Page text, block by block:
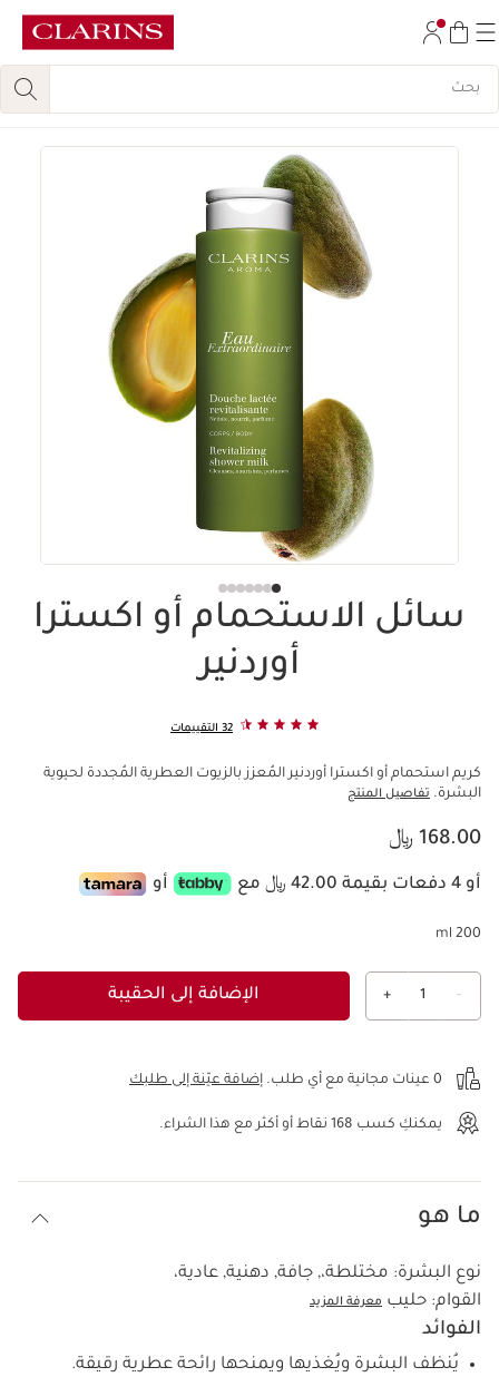
تخط إلى المحتوى
سائل الاستحمام أو اكسترا
أوردنير
32 التقييمات
كريم استحمام أو اكسترا أوردنير المُعزز بالزيوت العطرية المُجددة لحيوية
البشرة. تفاصيل المنتج
السعر الحالي هو 168.00 ﷼
168.00 ﷼
أو 4 دفعات بقيمة 42.00 ﷼ مع أو
200 ml
-
1
+ الإضافة إلى الحقيبة
0 عينات مجانية مع أي طلب. إضافة عيّنة إلى طلبك
يمكنكِ كسب 168 نقاط أو أكثر مع هذا الشراء.
ما هو
نوع البشرة: مختلطة،, جافة, دهنية, عادية،
القوام: حليب معرفة المزيد
الفوائد
يُنظف البشرة ويُغذيها ويمنحها رائحة عطرية رقيقة.